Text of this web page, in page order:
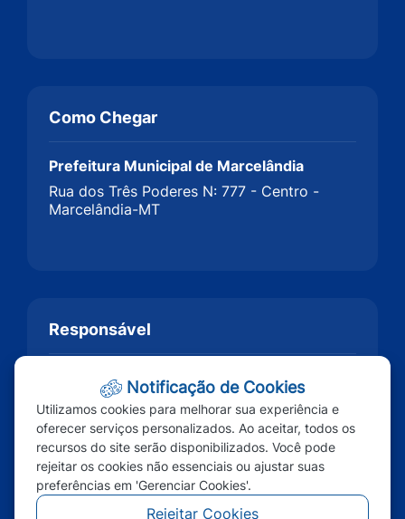
Como Chegar
Prefeitura Municipal de Marcelândia
Rua dos Três Poderes N: 777 - Centro -
Marcelândia-MT
Responsável
Notificação de Cookies
Utilizamos cookies para melhorar sua experiência e
oferecer serviços personalizados. Ao aceitar, todos os
recursos do site serão disponibilizados. Você pode
rejeitar os cookies não essenciais ou ajustar suas
preferências em 'Gerenciar Cookies'.
Rejeitar Cookies